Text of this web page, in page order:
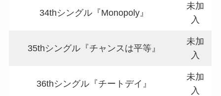
34thシングル『Monopoly』
未加
入
35thシングル『チャンスは平等』
未加
入
36thシングル『チートデイ』
未加
入